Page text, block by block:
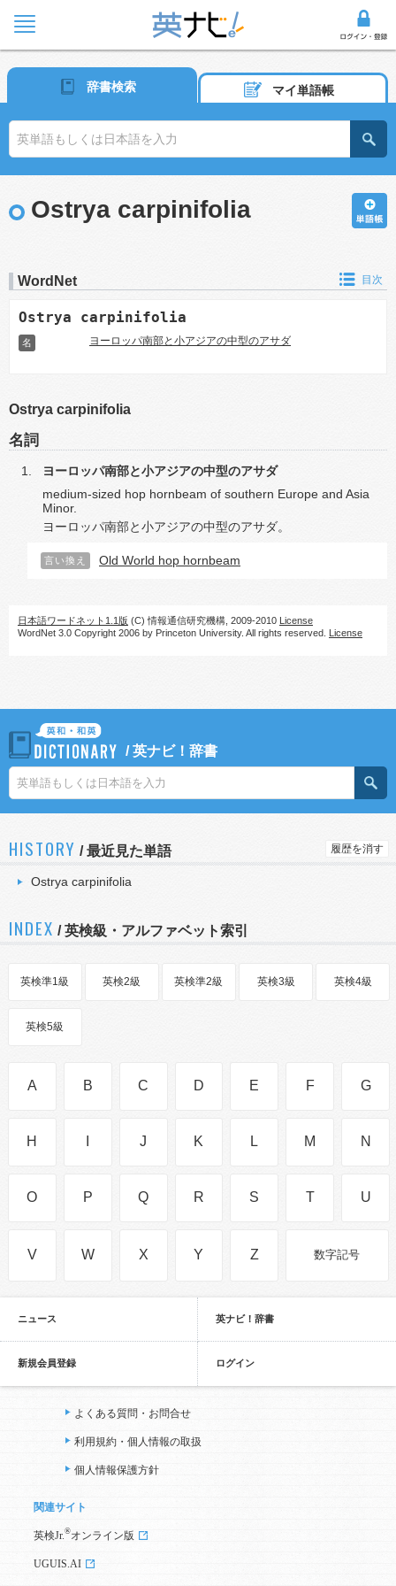
辞書検索 マイ単語帳
Ostrya carpinifolia
WordNet 目次
Ostrya carpinifolia
名 ヨーロッパ南部と小アジアの中型のアサダ
Ostrya carpinifolia
名詞
ヨーロッパ南部と小アジアの中型のアサダ
medium-sized hop hornbeam of southern Europe and Asia
Minor.
ヨーロッパ南部と小アジアの中型のアサダ。
言い換え Old World hop hornbeam
日本語ワードネット1.1版 (C) 情報通信研究機構, 2009-2010 License
WordNet 3.0 Copyright 2006 by Princeton University. All rights reserved. License
/英ナビ！辞書
HISTORY /最近見た単語 履歴を消す
Ostrya carpinifolia
INDEX / 英検級・アルファベット索引
英検準1級 英検2級 英検準2級 英検3級 英検4級
英検5級
A B C D E F G
H J K L M N
O P Q R S T U
V W X Y Z 数字記号
ニュース 英ナビ！辞書
新規会員登録 ログイン
よくある質問・お問合せ
利用規約・個人情報の取扱
個人情報保護方針
関連サイト
英検Jr. ®オンライン版
UGUIS.AI